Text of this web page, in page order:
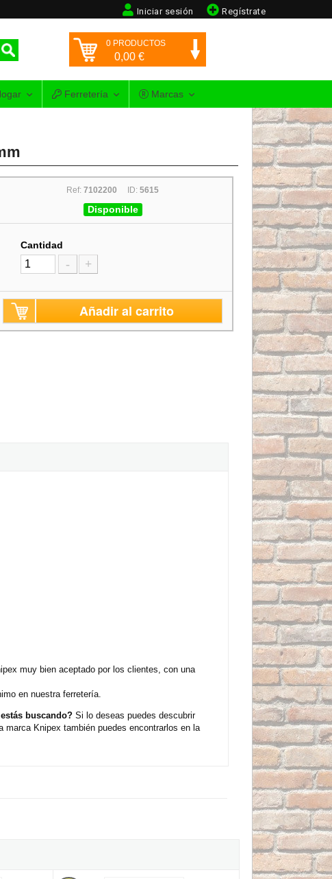
Regístrate
Iniciar sesión
0 PRODUCTOS
0,00 €
Ferretería Marcas
Ref:7102200 ID:5615
Disponible
Cantidad
- +
Añadir al carrito
muy bien aceptado por los clientes, con una
en nuestra ferretería.
buscando? Si lo deseas puedes descubrir
Knipex también puedes encontrarlos en la